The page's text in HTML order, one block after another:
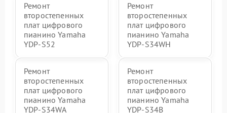
Ремонт
второстепенных
плат цифрового
пианино Yamaha
YDP-S52
Ремонт
второстепенных
плат цифрового
пианино Yamaha
YDP-S34WH
Ремонт
второстепенных
плат цифрового
пианино Yamaha
YDP-S34WA
Ремонт
второстепенных
плат цифрового
пианино Yamaha
YDP-S34B